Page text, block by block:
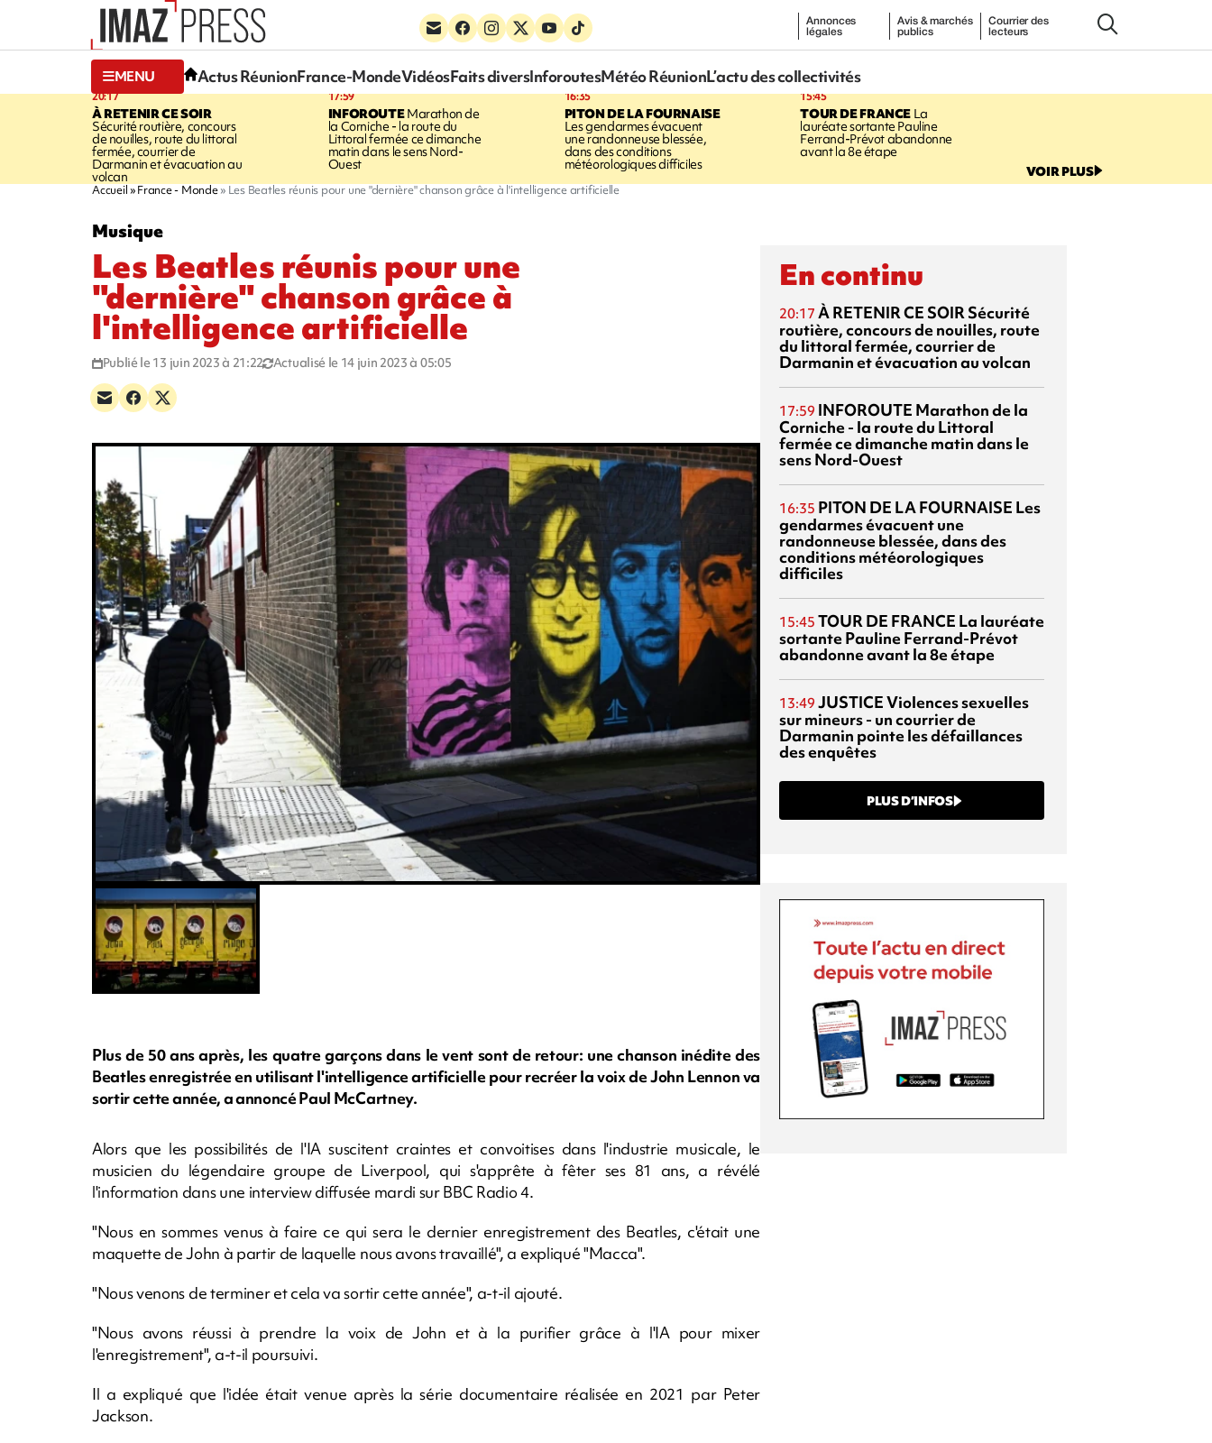
Annonces
légales
Avis & marchés
publics
Courrier des
lecteurs
MENU Actus RéunionFrance-MondeVidéosFaits diversInforoutesMétéo RéunionL’actu des collectivités
20:17
À RETENIR CE SOIR
Sécurité routière, concours
de nouilles, route du littoral
fermée, courrier de
Darmanin et évacuation au
volcan
17:59
INFOROUTEMarathon de
la Corniche - la route du
Littoral fermée ce dimanche
matin dans le sens Nord-
Ouest
16:35
PITON DE LA FOURNAISE
Les gendarmes évacuent
une randonneuse blessée,
dans des conditions
météorologiques difficiles
15:45
TOUR DE FRANCELa
lauréate sortante Pauline
Ferrand-Prévot abandonne
avant la 8e étape
VOIR PLUS
Accueil France - Monde Les Beatles réunis pour une "dernière" chanson grâce à l'intelligence artificielle
Musique
Les Beatles réunis pour une
"dernière" chanson grâce à
l'intelligence artificielle
Publié le 13 juin 2023 à 21:22 Actualisé le 14 juin 2023 à 05:05
Plus de 50 ans après, les quatre garçons dans le vent sont de retour: une chanson inédite des
Beatles enregistrée en utilisant l'intelligence artificielle pour recréer la voix de John Lennon va
sortir cette année, a annoncé Paul McCartney.
Alors que les possibilités de l'IA suscitent craintes et convoitises dans l'industrie musicale, le
musicien du légendaire groupe de Liverpool, qui s'apprête à fêter ses 81 ans, a révélé
l'information dans une interview diffusée mardi sur BBC Radio 4.
"Nous en sommes venus à faire ce qui sera le dernier enregistrement des Beatles, c'était une
maquette de John à partir de laquelle nous avons travaillé", a expliqué "Macca".
"Nous venons de terminer et cela va sortir cette année", a-t-il ajouté.
"Nous avons réussi à prendre la voix de John et à la purifier grâce à l'IA pour mixer
l'enregistrement", a-t-il poursuivi.
Il a expliqué que l'idée était venue après la série documentaire réalisée en 2021 par Peter
Jackson.
En continu
20:17 À RETENIR CE SOIR Sécurité
routière, concours de nouilles, route
du littoral fermée, courrier de
Darmanin et évacuation au volcan
17:59 INFOROUTE Marathon de la
Corniche - la route du Littoral
fermée ce dimanche matin dans le
sens Nord-Ouest
16:35 PITON DE LA FOURNAISE Les
gendarmes évacuent une
randonneuse blessée, dans des
conditions météorologiques
difficiles
15:45 TOUR DE FRANCE La lauréate
sortante Pauline Ferrand-Prévot
abandonne avant la 8e étape
13:49 JUSTICEViolences sexuelles
sur mineurs - un courrier de
Darmanin pointe les défaillances
des enquêtes
PLUS D’INFOS